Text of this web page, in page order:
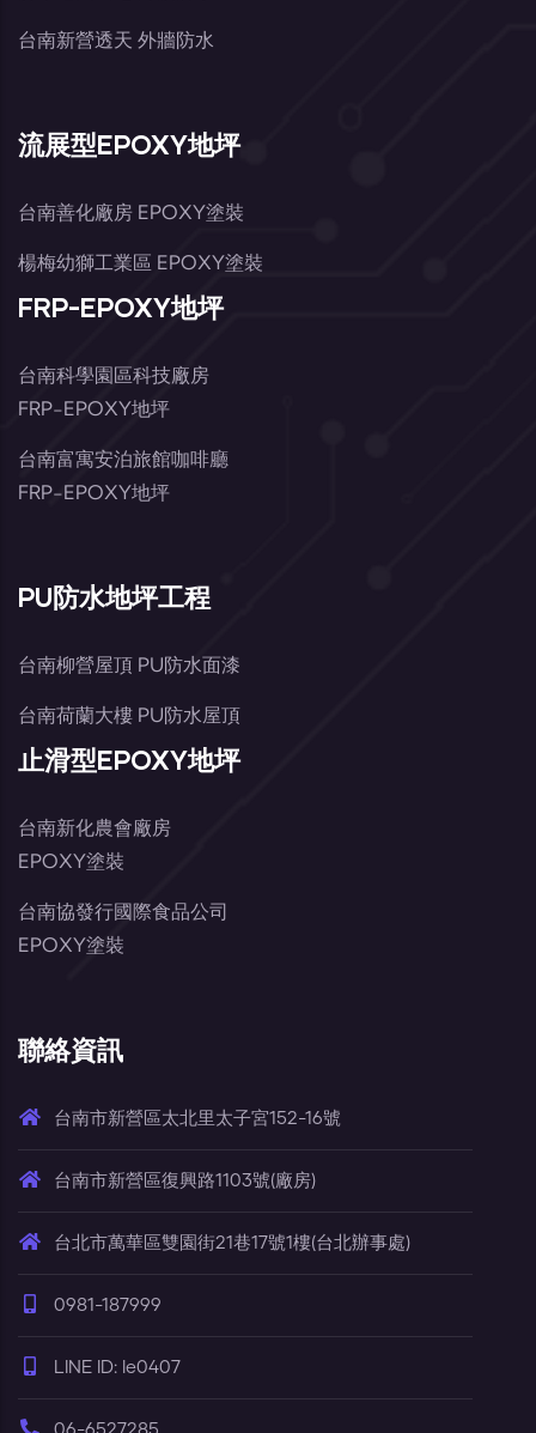
台南新營透天 外牆防水
流展型EPOXY地坪
台南善化廠房 EPOXY塗裝
楊梅幼獅工業區 EPOXY塗裝
FRP-EPOXY地坪
台南科學園區科技廠房
FRP-EPOXY地坪
台南富寓安泊旅館咖啡廳
FRP-EPOXY地坪
PU防水地坪工程
台南柳營屋頂 PU防水面漆
台南荷蘭大樓 PU防水屋頂
止滑型EPOXY地坪
台南新化農會廠房
EPOXY塗裝
台南協發行國際食品公司
EPOXY塗裝
聯絡資訊
台南市新營區太北里太子宮152-16號
台南市新營區復興路1103號(廠房)
台北市萬華區雙園街21巷17號1樓(台北辦事處)
0981-187999
LINE ID: le0407